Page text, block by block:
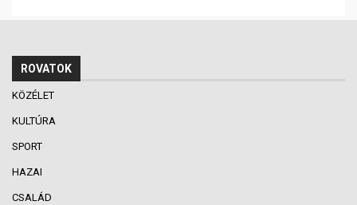
ROVATOK
KÖZÉLET
KULTÚRA
SPORT
HAZAI
CSALÁD